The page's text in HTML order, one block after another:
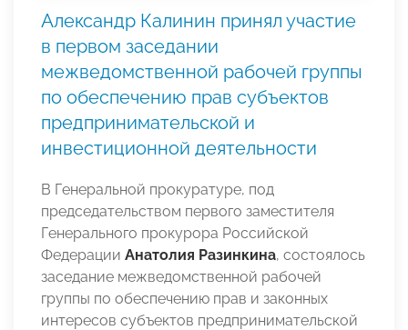
Александр Калинин принял участие
в первом заседании
межведомственной рабочей группы
по обеспечению прав субъектов
предпринимательской и
инвестиционной деятельности
В Генеральной прокуратуре, под
председательством первого заместителя
Генерального прокурора Российской
Федерации Анатолия Разинкина, состоялось
заседание межведомственной рабочей
группы по обеспечению прав и законных
интересов субъектов предпринимательской